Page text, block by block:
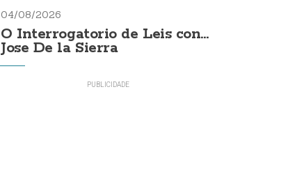
04/08/2026
O Interrogatorio de Leis con...
Jose De la Sierra